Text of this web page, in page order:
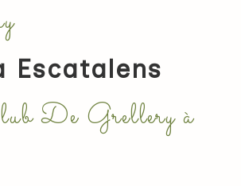
Escatalens
De Grellery à